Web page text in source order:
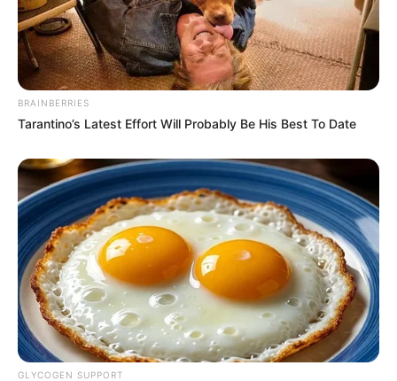
BRAINBERRIES
Tarantino’s Latest Effort Will Probably Be His Best To Date
GLYCOGEN SUPPORT